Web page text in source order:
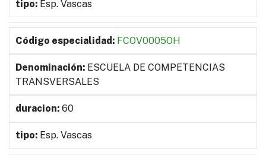
Esp. Vascas
FCOV0005OH
ESCUELA DE COMPETENCIAS
TRANSVERSALES
60
Esp. Vascas